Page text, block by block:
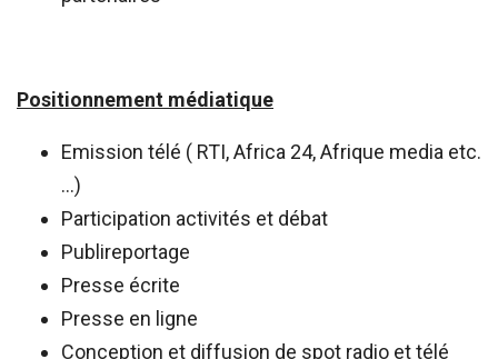
Positionnement médiatique
Emission télé ( RTI, Africa 24, Afrique media etc.
…)
Participation activités et débat
Publireportage
Presse écrite
Presse en ligne
Conception et diffusion de spot radio et télé